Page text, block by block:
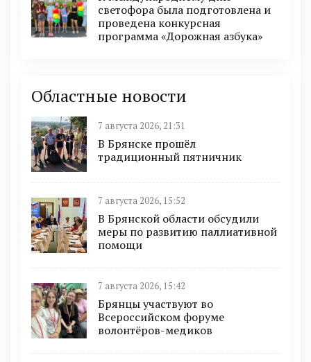
светофора была подготовлена и
проведена конкурсная
программа «Дорожная азбука»
Областные новости
7 августа 2026, 21:31
В Брянске прошёл
традиционный пятничник
7 августа 2026, 15:52
В Брянской области обсудили
меры по развитию паллиативной
помощи
7 августа 2026, 15:42
Брянцы участвуют во
Всероссийском форуме
волонтёров-медиков